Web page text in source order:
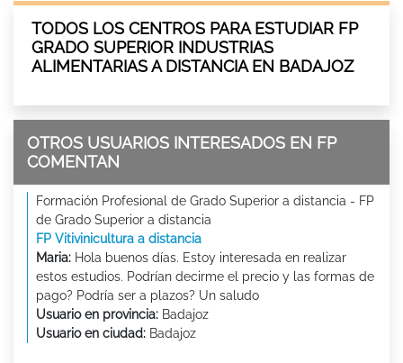
TODOS LOS CENTROS PARA ESTUDIAR FP
GRADO SUPERIOR INDUSTRIAS
ALIMENTARIAS A DISTANCIA EN BADAJOZ
OTROS USUARIOS INTERESADOS EN FP
COMENTAN
Formación Profesional de Grado Superior a distancia - FP
de Grado Superior a distancia
FP Vitivinicultura a distancia
Maria: Hola buenos días. Estoy interesada en realizar
estos estudios. Podrían decirme el precio y las formas de
pago? Podría ser a plazos? Un saludo
Usuario en provincia: Badajoz
Usuario en ciudad: Badajoz